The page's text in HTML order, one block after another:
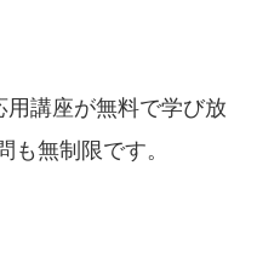
用講座が無料で学び放
も無制限です。